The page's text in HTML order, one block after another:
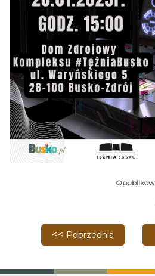
Poprzednia strona:
Poprzednia